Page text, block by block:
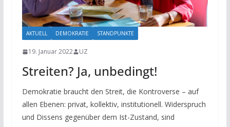
AKTUELL DEMOKRATIE STANDPUNKTE
19. Januar 2022 UZ
Streiten? Ja, unbedingt!
Demokratie braucht den Streit, die Kontroverse – auf
allen Ebenen: privat, kollektiv, institutionell. Widerspruch
und Dissens gegenüber dem Ist-Zustand, sind